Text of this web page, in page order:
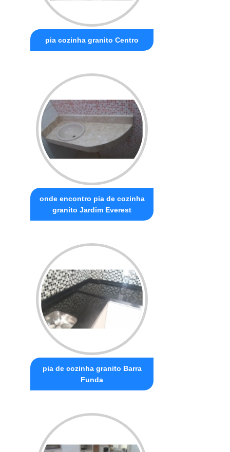
pia cozinha granito Centro
onde encontro pia de cozinha
granito Jardim Everest
pia de cozinha granito Barra
Funda